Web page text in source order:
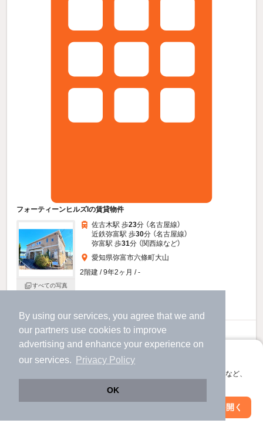
By using our services, you agree that we and
our partners use cookies to improve
advertising and enhance your experience on
our services.
Privacy Policy
OK
アプリに切り替えて、サクサクお部屋探し
会員登録なしですぐ使える。マップ検索やお気に入り保存など、
アプリを開く
フォーティーンヒルズIの賃貸物件
すべての写真
佐古木駅 歩23分 （名古屋線）
近鉄弥富駅 歩30分 （名古屋線）
弥富駅 歩31分 （関西線など）
愛知県弥富市六條町大山
2階建 / 9年2ヶ月 / -
5.9
（管理費4,600円）
敷 59,000円 礼 不要
1階 / 1LDK / 49.44㎡
物件詳細を見る
絞り込み条件を変更